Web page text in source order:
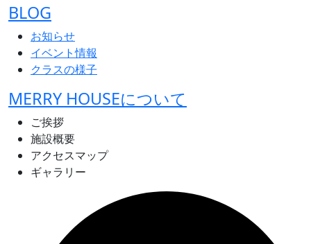
BLOG
お知らせ
イベント情報
クラスの様子
MERRY HOUSEについて
ご挨拶
施設概要
アクセスマップ
ギャラリー